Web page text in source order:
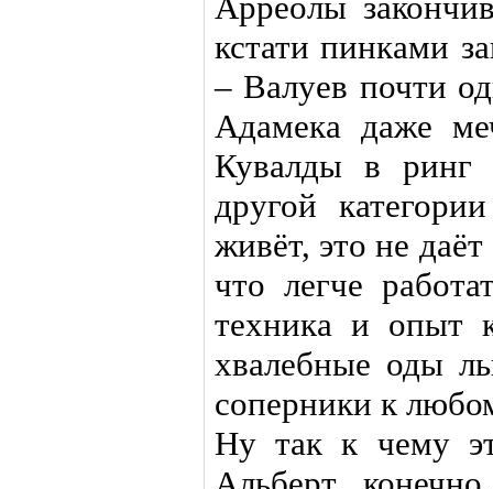
кстати пинками
– Валуев почти
Адамека даже
Кувалды в ринг
другой
живёт, это не
что легче
техника и опыт
хвалебные оды
соперники к
Ну так к чему